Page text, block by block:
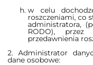
w celu
roszczeniami, co
administratora,
RODO), przez
przedawnienia
2. Administrator
dane osobowe: